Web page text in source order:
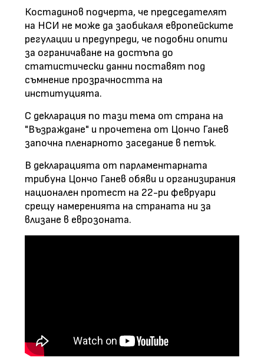
Костадинов подчерта, че председателят
на НСИ не може да заобикаля европейските
регулации и предупреди, че подобни опити
за ограничаване на достъпа до
статистически данни поставят под
съмнение прозрачността на
институцията.
С декларация по тази тема от страна на
"Възраждане" и прочетена от Цончо Ганев
започна пленарното заседание в петък.
В декларацията от парламентарната
трибуна Цончо Ганев обяви и организирания
национален протест на 22-ри февруари
срещу намеренията на страната ни за
влизане в еврозоната.